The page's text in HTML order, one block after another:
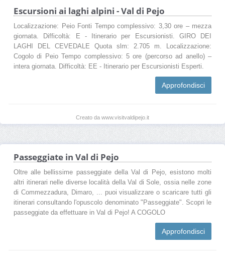
Escursioni ai laghi alpini - Val di Pejo
Localizzazione: Peio Fonti Tempo complessivo: 3,30 ore – mezza
giornata. Difficoltà: E - Itinerario per Escursionisti. GIRO DEI
LAGHI DEL CEVEDALE Quota slm: 2.705 m. Localizzazione:
Cogolo di Peio Tempo complessivo: 5 ore (percorso ad anello) –
intera giornata. Difficoltà: EE - Itinerario per Escursionisti Esperti.
Approfondisci
Creato da www.visitvaldipejo.it
Passeggiate in Val di Pejo
Oltre alle bellissime passeggiate della Val di Pejo, esistono molti
altri itinerari nelle diverse località della Val di Sole, ossia nelle zone
di Commezzadura, Dimaro, ... puoi visualizzare o scaricare tutti gli
itinerari consultando l'opuscolo denominato "Passeggiate". Scopri le
passeggiate da effettuare in Val di Pejo! A COGOLO
Approfondisci